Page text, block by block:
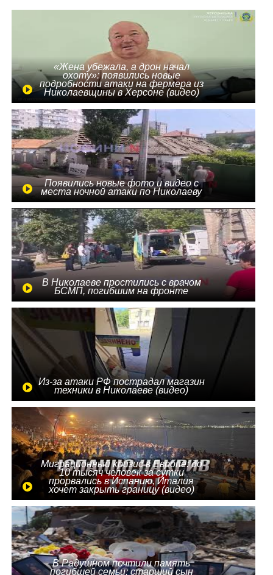
«Жена убежала, а дрон начал
охоту»: появились новые
подробности атаки на фермера из
Николаевщины в Херсоне (видео)
Появились новые фото и видео с
места ночной атаки по Николаеву
В Николаеве простились с врачом
БСМП, погибшим на фронте
Из-за атаки РФ пострадал магазин
техники в Николаеве (видео)
Миграционный кризис в Европе: до
10 тысяч человек за сутки
прорвались в Испанию, Италия
хочет закрыть границу (видео)
В Радушном почтили память
погибшей семьи: старший сын